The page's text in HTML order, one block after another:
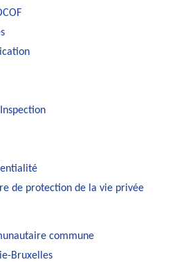
de protection de la vie privée
commune
Bruxelles